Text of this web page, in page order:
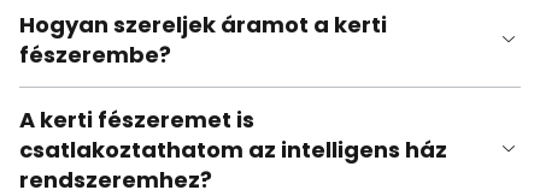
Hogyan szereljek áramot a kerti
fészerembe?
A kerti fészeremet is
csatlakoztathatom az intelligens ház
rendszeremhez?